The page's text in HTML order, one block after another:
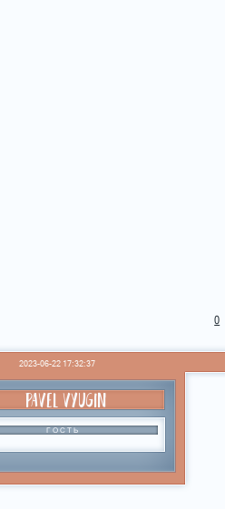
0
2023-06-22 17:32:37
PAVEL VYUGIN
ГОСТЬ